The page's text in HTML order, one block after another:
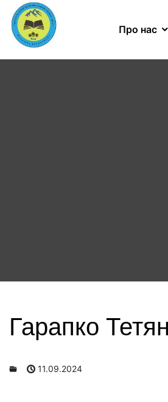
Про нас
Гарапко
11.09.2024